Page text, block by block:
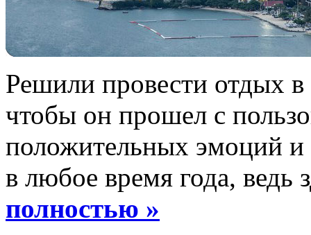
Решили провести отдых в
чтобы он прошел с
положительных эмоций
в любое время года, ведь
полностью »